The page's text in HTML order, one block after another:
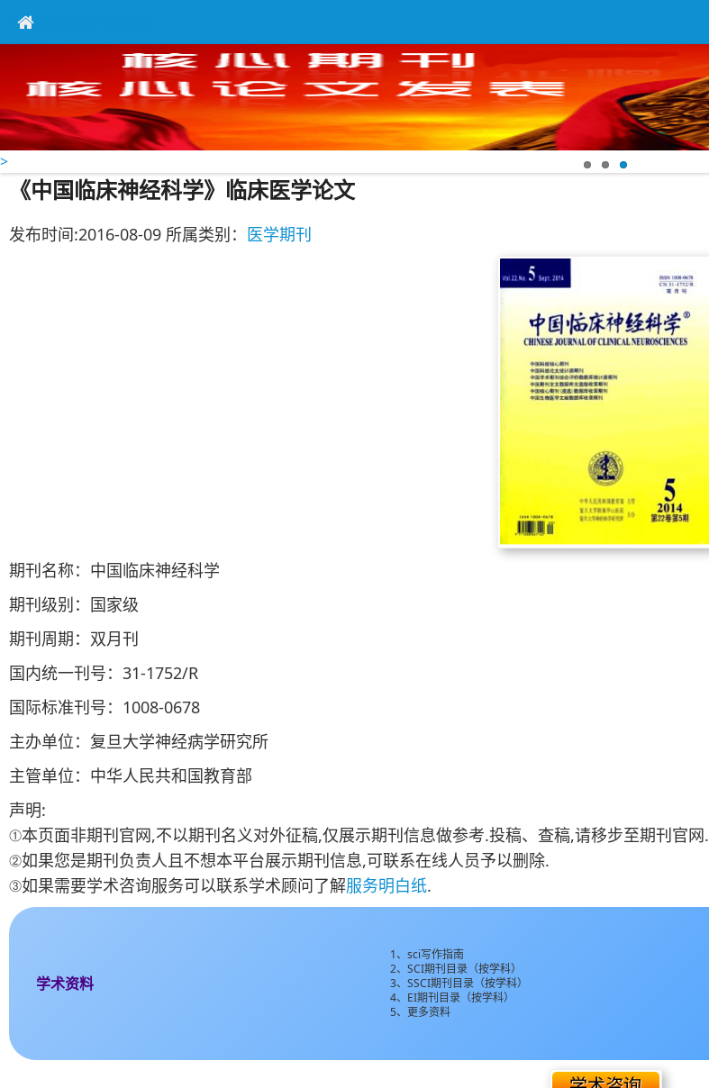
中英文核心期刊咨询网
>
《中国临床神经科学》临床医学论文
发布时间:2016-08-09 所属类别： 医学期刊
期刊名称：中国临床神经科学
期刊级别：国家级
期刊周期：双月刊
国内统一刊号：31-1752/R
国际标准刊号：1008-0678
主办单位：复旦大学神经病学研究所
主管单位：中华人民共和国教育部
声明:
①本页面非期刊官网,不以期刊名义对外征稿,仅展示期刊信息做参考.投稿、查稿,请移步至期刊官网.
②如果您是期刊负责人且不想本平台展示期刊信息,可联系在线人员予以删除.
③如果需要学术咨询服务可以联系学术顾问了解服务明白纸.
学术资料
1、sci写作指南
2、SCI期刊目录（按学科）
3、SSCI期刊目录（按学科）
4、EI期刊目录（按学科）
5、更多资料